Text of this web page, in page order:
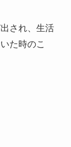
され、生活
た時のこ